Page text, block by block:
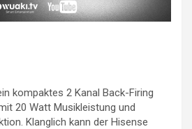
kompaktes 2 Kanal Back-Firing
20 Watt Musikleistung und
Klanglich kann der Hisense